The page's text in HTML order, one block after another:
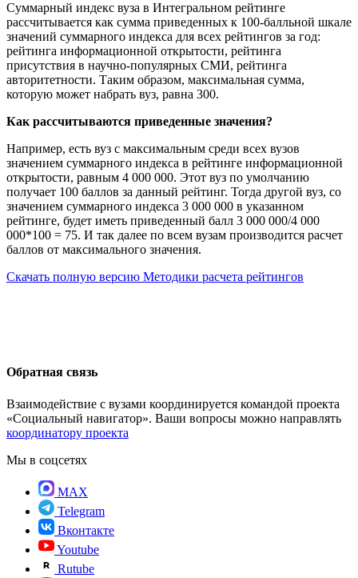
Суммарный индекс вуза в Интегральном рейтинге
рассчитывается как сумма приведенных к 100-балльной шкале
значений суммарного индекса для всех рейтингов за год:
рейтинга информационной открытости, рейтинга
присутствия в научно-популярных СМИ, рейтинга
авторитетности. Таким образом, максимальная сумма,
которую может набрать вуз, равна 300.
Как рассчитываются приведенные значения?
Например, есть вуз с максимальным среди всех вузов
значением суммарного индекса в рейтинге информационной
открытости, равным 4 000 000. Этот вуз по умолчанию
получает 100 баллов за данный рейтинг. Тогда другой вуз, со
значением суммарного индекса 3 000 000 в указанном
рейтинге, будет иметь приведенный балл 3 000 000/4 000
000*100 = 75. И так далее по всем вузам производится расчет
баллов от максимального значения.
Скачать полную версию Методики расчета рейтингов
Обратная связь
Взаимодействие с вузами координируется командой проекта
«Социальный навигатор». Ваши вопросы можно направлять
координатору проекта
Мы в соцсетях
MAX
Telegram
Вконтакте
Youtube
Rutube